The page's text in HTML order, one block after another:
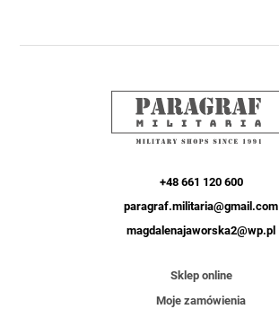
+48 661 120 600
paragraf.militaria@gmail.com
magdalenajaworska2@wp.pl
Sklep online
Moje zamówienia